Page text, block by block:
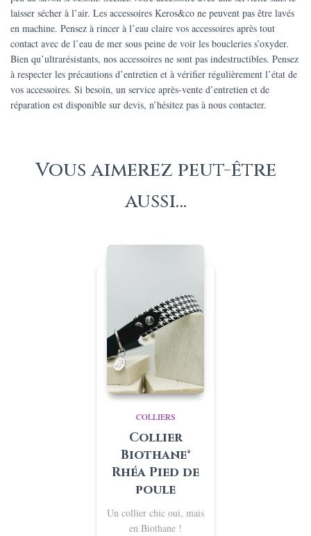
laisser sécher à l’air. Les accessoires Keros&co ne peuvent pas être lavés
en machine. Pensez à rincer à l’eau claire vos accessoires après tout
contact avec de l’eau de mer sous peine de voir les boucleries s’oxyder.
Bien qu’ultrarésistants, nos accessoires ne sont pas indestructibles. Pensez
à respecter les précautions d’entretien et à vérifier régulièrement l’état de
vos accessoires. Si besoin, un service après-vente d’entretien et de
réparation est disponible sur devis, n’hésitez pas à nous contacter.
Vous aimerez peut-être
aussi…
COLLIERS
Collier
Biothane®
Rhéa Pied de
poule
Un collier chic oui, mais
en Biothane !